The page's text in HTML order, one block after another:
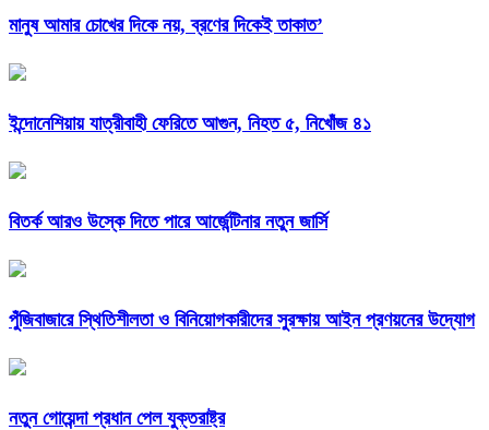
মানুষ আমার চোখের দিকে নয়, ব্রণের দিকেই তাকাত’
ইন্দোনেশিয়ায় যাত্রীবাহী ফেরিতে আগুন, নিহত ৫, নিখোঁজ ৪১
বিতর্ক আরও উস্কে দিতে পারে আর্জেন্টিনার নতুন জার্সি
পুঁজিবাজারে স্থিতিশীলতা ও বিনিয়োগকারীদের সুরক্ষায় আইন প্রণয়নের উদ্যোগ
নতুন গোয়েন্দা প্রধান পেল যুক্তরাষ্ট্র